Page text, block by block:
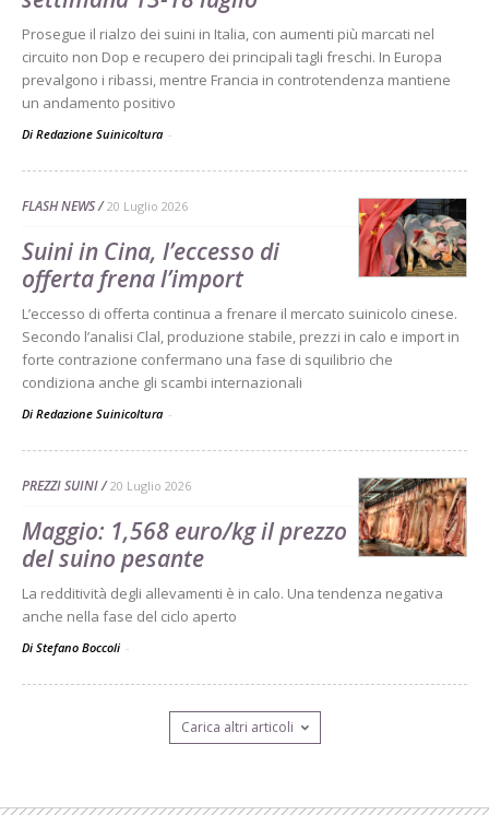
Prosegue il rialzo dei suini in Italia, con aumenti più marcati nel
circuito non Dop e recupero dei principali tagli freschi. In Europa
prevalgono i ribassi, mentre Francia in controtendenza mantiene
un andamento positivo
Di Redazione Suinicoltura -
FLASH NEWS 20 Luglio 2026
Suini in Cina, l’eccesso di
offerta frena l’import
L’eccesso di offerta continua a frenare il mercato suinicolo cinese.
Secondo l’analisi Clal, produzione stabile, prezzi in calo e import in
forte contrazione confermano una fase di squilibrio che
condiziona anche gli scambi internazionali
Di Redazione Suinicoltura -
PREZZI SUINI 20 Luglio 2026
Maggio: 1,568 euro/kg il prezzo
del suino pesante
La redditività degli allevamenti è in calo. Una tendenza negativa
anche nella fase del ciclo aperto
Di Stefano Boccoli -
Carica altri articoli